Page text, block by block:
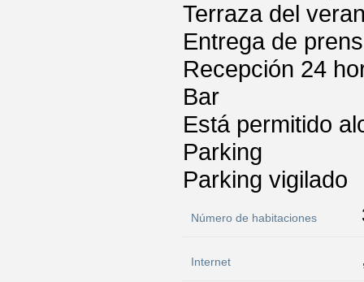
Terraza del
Entrega de
Recepción 24
Bar
Está permitido
Parking
Parking vigilado
Número de habitaciones
Internet